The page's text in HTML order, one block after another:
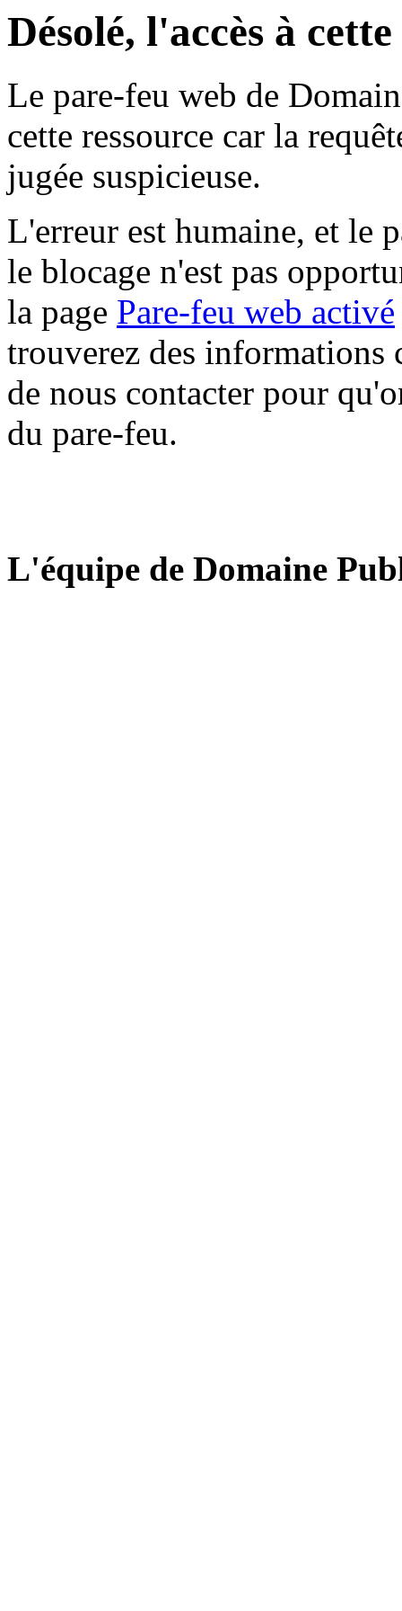
Désolé, l'accès à
Le pare-feu web de
cette ressource car la
jugée suspicieuse.
L'erreur est humaine, et le
le blocage n'est pas
la page Pare-feu web activé
trouverez des informations
de nous contacter pour
du pare-feu.
L'équipe de Domaine